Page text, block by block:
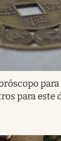
para
para este